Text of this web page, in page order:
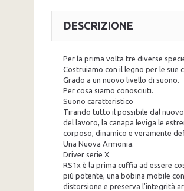
DESCRIZIONE
Per la prima volta tre diverse
Costruiamo con il legno per le sue
Grado a un nuovo livello di suono.
Per cosa siamo conosciuti.
Suono caratteristico
Tirando tutto il possibile dal
del lavoro, la canapa leviga le
corposo, dinamico e veramente
Una Nuova Armonia.
Driver serie X
RS1x è la prima cuffia ad essere
più potente, una bobina mobile
distorsione e preserva l'integrità